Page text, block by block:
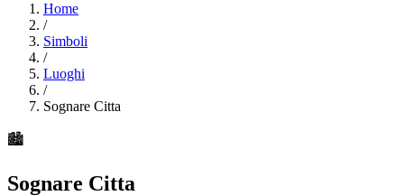
Home
/
Simboli
/
Luoghi
/
Sognare Citta
🏙️
Sognare Citta